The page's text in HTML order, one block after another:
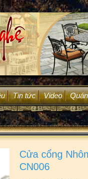
Tin tức Video
Cửa cổng
CN006